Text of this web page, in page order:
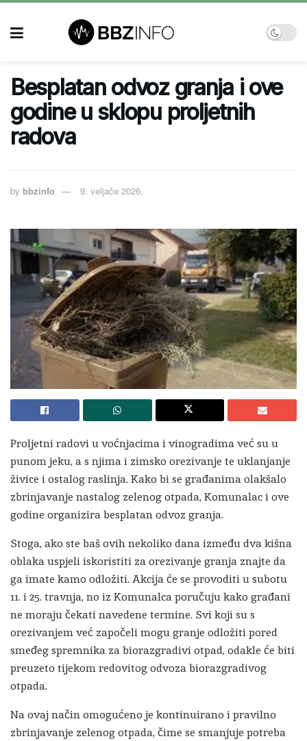
Besplatan odvoz granja i ove
godine u sklopu proljetnih
radova
by bbzinfo 9. veljače 2026.
Proljetni radovi u voćnjacima i vinogradima već su u
punom jeku, a s njima i zimsko orezivanje te uklanjanje
živice i ostalog raslinja. Kako bi se građanima olakšalo
zbrinjavanje nastalog zelenog otpada, Komunalac i ove
godine organizira besplatan odvoz granja.
Stoga, ako ste baš ovih nekoliko dana između dva kišna
oblaka uspjeli iskoristiti za orezivanje granja znajte da
ga imate kamo odložiti. Akcija će se provoditi u subotu
11. i 25. travnja, no iz Komunalca poručuju kako građani
ne moraju čekati navedene termine. Svi koji su s
orezivanjem već započeli mogu granje odložiti pored
smeđeg spremnika za biorazgradivi otpad, odakle će biti
preuzeto tijekom redovitog odvoza biorazgradivog
otpada.
Na ovaj način omogućeno je kontinuirano i pravilno
zbrinjavanje zelenog otpada, čime se smanjuje potreba